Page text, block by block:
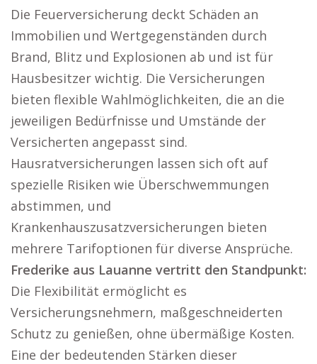
Die Feuerversicherung deckt Schäden an
Immobilien und Wertgegenständen durch
Brand, Blitz und Explosionen ab und ist für
Hausbesitzer wichtig. Die Versicherungen
bieten flexible Wahlmöglichkeiten, die an die
jeweiligen Bedürfnisse und Umstände der
Versicherten angepasst sind.
Hausratversicherungen lassen sich oft auf
spezielle Risiken wie Überschwemmungen
abstimmen, und
Krankenhauszusatzversicherungen bieten
mehrere Tarifoptionen für diverse Ansprüche.
Frederike aus Lauanne vertritt den Standpunkt:
Die Flexibilität ermöglicht es
Versicherungsnehmern, maßgeschneiderten
Schutz zu genießen, ohne übermäßige Kosten.
Eine der bedeutenden Stärken dieser